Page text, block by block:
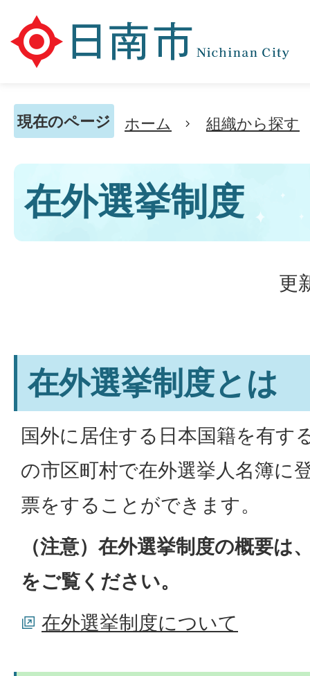
現在のページ ホーム 組織から探す
在外選挙制度
更
在外選挙制度とは
国外に居住する日本国籍を有す
の市区町村で在外選挙人名簿に
票をすることができます。
（注意）在外選挙制度の概要は
をご覧ください。
在外選挙制度について